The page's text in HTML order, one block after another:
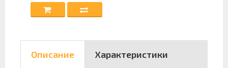
Описание Характеристики